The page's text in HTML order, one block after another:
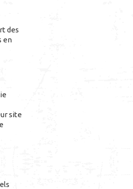
des
en
site